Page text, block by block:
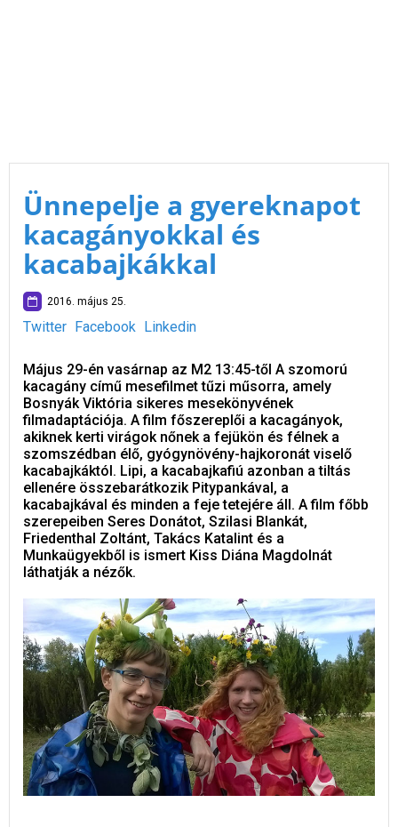
Ünnepelje a gyereknapot
kacagányokkal és
kacabajkákkal
2016. május 25.
Twitter Facebook Linkedin
Május 29-én vasárnap az M2 13:45-től A szomorú
kacagány című mesefilmet tűzi műsorra, amely
Bosnyák Viktória sikeres mesekönyvének
filmadaptációja. A film főszereplői a kacagányok,
akiknek kerti virágok nőnek a fejükön és félnek a
szomszédban élő, gyógynövény-hajkoronát viselő
kacabajkáktól. Lipi, a kacabajkafiú azonban a tiltás
ellenére összebarátkozik Pitypankával, a
kacabajkával és minden a feje tetejére áll. A film főbb
szerepeiben Seres Donátot, Szilasi Blankát,
Friedenthal Zoltánt, Takács Katalint és a
Munkaügyekből is ismert Kiss Diána Magdolnát
láthatják a nézők.